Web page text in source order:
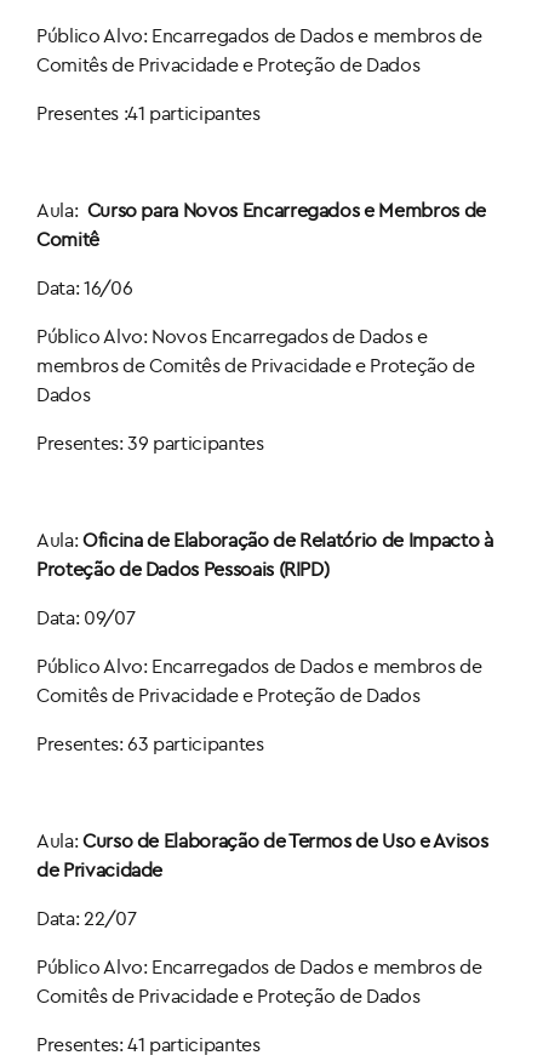
Público Alvo: Encarregados de Dados e membros de
Comitês de Privacidade e Proteção de Dados
Presentes :41 participantes
Aula: Curso para Novos Encarregados e Membros de
Comitê
Data: 16/06
Público Alvo: Novos Encarregados de Dados e
membros de Comitês de Privacidade e Proteção de
Dados
Presentes: 39 participantes
Aula:Oficina de Elaboração de Relatório de Impacto à
Proteção de Dados Pessoais (RIPD)
Data: 09/07
Público Alvo: Encarregados de Dados e membros de
Comitês de Privacidade e Proteção de Dados
Presentes: 63 participantes
Aula:Curso de Elaboração de Termos de Uso e Avisos
de Privacidade
Data: 22/07
Público Alvo: Encarregados de Dados e membros de
Comitês de Privacidade e Proteção de Dados
Presentes: 41 participantes